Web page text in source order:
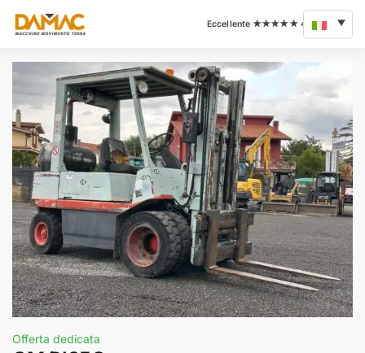
Offerta dedicata